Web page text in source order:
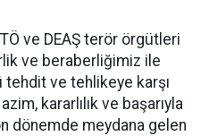
ve DEAŞ terör örgütleri
ve beraberliğimiz ile
tehdit ve tehlikeye karşı
kararlılık ve başarıyla
dönemde meydana gelen